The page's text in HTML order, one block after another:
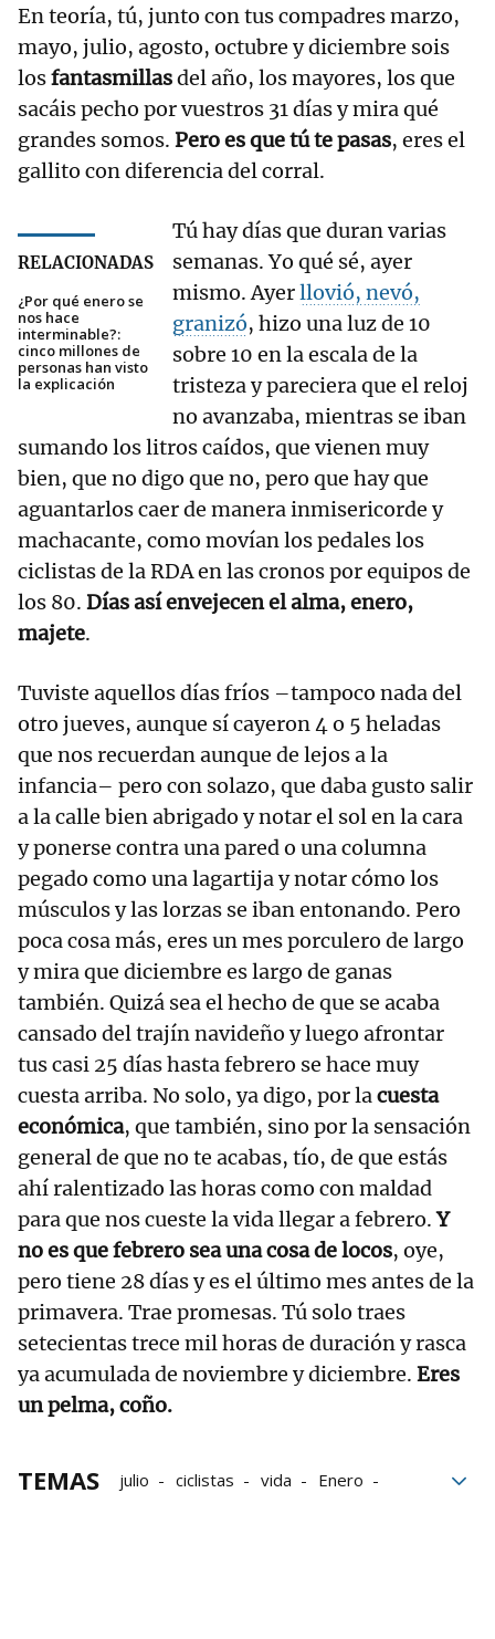
En teoría, tú, junto con tus compadres marzo,
mayo, julio, agosto, octubre y diciembre sois
losfantasmillasdel año, los mayores, los que
sacáis pecho por vuestros 31 días y mira qué
grandes somos. Pero es que tú te pasas, eres el
gallito con diferencia del corral.
RELACIONADAS
¿Por qué enero se
nos hace
interminable?:
cinco millones de
personas han visto
la explicación
Tú hay días que duran varias
semanas. Yo qué sé, ayer
mismo. Ayerllovió, nevó,
granizó, hizo una luz de 10
sobre 10 en la escala de la
tristeza y pareciera que el reloj
no avanzaba, mientras se iban
sumando los litros caídos, que vienen muy
bien, que no digo que no, pero que hay que
aguantarlos caer de manera inmisericorde y
machacante, como movían los pedales los
ciclistas de la RDA en las cronos por equipos de
los 80. Días así envejecen el alma, enero,
majete.
Tuviste aquellos días fríos –tampoco nada del
otro jueves, aunque sí cayeron 4 o 5 heladas
que nos recuerdan aunque de lejos a la
infancia– pero con solazo, que daba gusto salir
a la calle bien abrigado y notar el sol en la cara
y ponerse contra una pared o una columna
pegado como una lagartija y notar cómo los
músculos y las lorzas se iban entonando. Pero
poca cosa más, eres un mes porculero de largo
y mira que diciembre es largo de ganas
también. Quizá sea el hecho de que se acaba
cansado del trajín navideño y luego afrontar
tus casi 25 días hasta febrero se hace muy
cuesta arriba. No solo, ya digo, por lacuesta
económica, que también, sino por la sensación
general de que no te acabas, tío, de que estás
ahí ralentizado las horas como con maldad
para que nos cueste la vida llegar a febrero.Y
no es que febrero sea una cosa de locos, oye,
pero tiene 28 días y es el último mes antes de la
primavera. Trae promesas. Tú solo traes
setecientas trece mil horas de duración y rasca
ya acumulada de noviembre y diciembre. Eres
un pelma, coño.
TEMAS julio ciclistas vida
Enero